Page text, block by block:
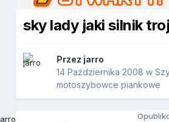
sky lady jaki silnik
Przez jarro
14 Października 2008 w
motoszybowce piankowe